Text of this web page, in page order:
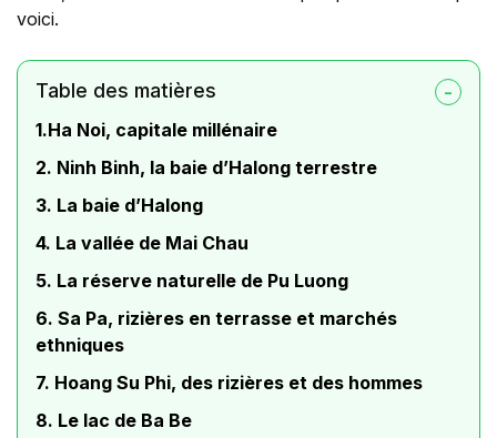
voici.
Table des matières
1.Ha Noi, capitale millénaire
2. Ninh Binh, la baie d’Halong terrestre
3. La baie d’Halong
4. La vallée de Mai Chau
5. La réserve naturelle de Pu Luong
6. Sa Pa, rizières en terrasse et marchés
ethniques
7. Hoang Su Phi, des rizières et des hommes
8. Le lac de Ba Be